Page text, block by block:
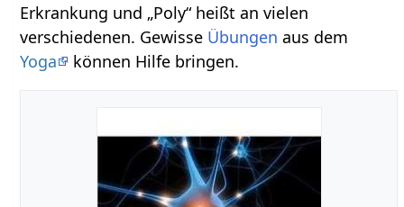
Erkrankung und „Poly“ heißt an vielen
verschiedenen. Gewisse Übungen aus dem
Yoga
können Hilfe bringen.